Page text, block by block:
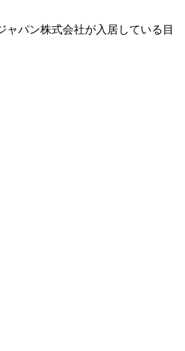
パン株式会社が入居している目